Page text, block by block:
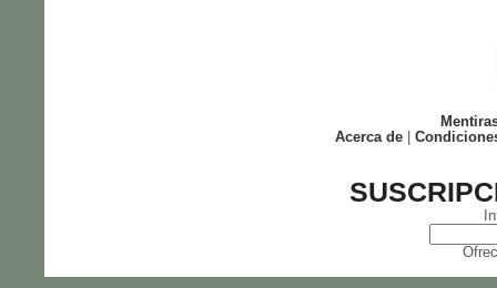
Acerca de